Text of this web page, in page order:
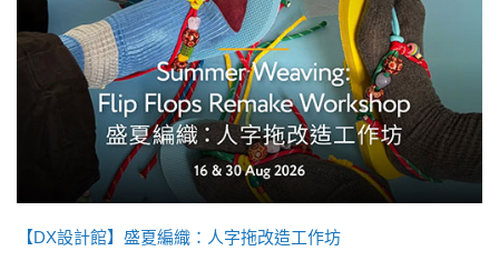
【DX設計館】盛夏編織：人字拖改造工作坊